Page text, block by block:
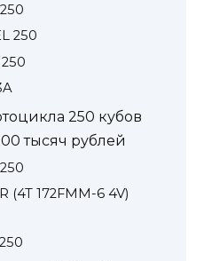
250
250 кубов
тысяч рублей
(4T 172FMM-6 4V)